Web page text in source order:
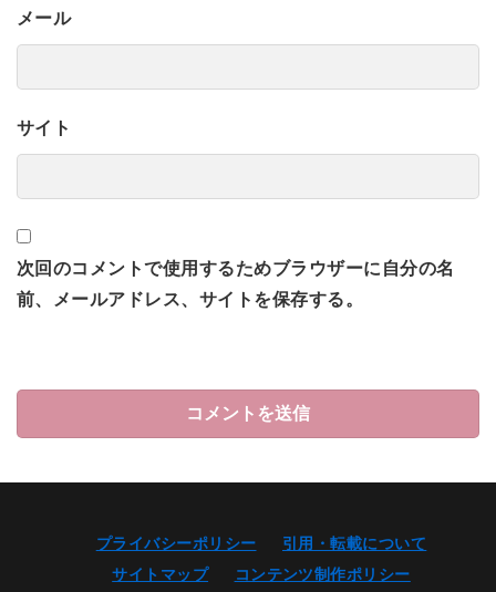
メール
サイト
次回のコメントで使用するためブラウザーに自分の名
前、メールアドレス、サイトを保存する。
プライバシーポリシー
引用・転載について
サイトマップ
コンテンツ制作ポリシー